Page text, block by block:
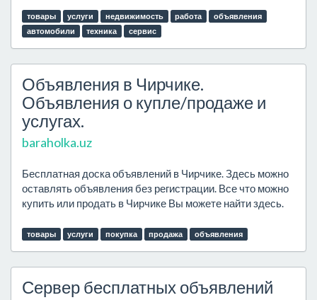
товары услуги недвижимость работа
объявления
автомобили
техника сервис
Объявления в Чирчике.
Объявления о купле/продаже и
услугах.
baraholka.uz
Бесплатная доска объявлений в Чирчике. Здесь можно
оставлять объявления без регистрации. Все что можно
купить или продать в Чирчике Вы можете найти здесь.
товары услуги покупка продажа объявления
Сервер бесплатных объявлений